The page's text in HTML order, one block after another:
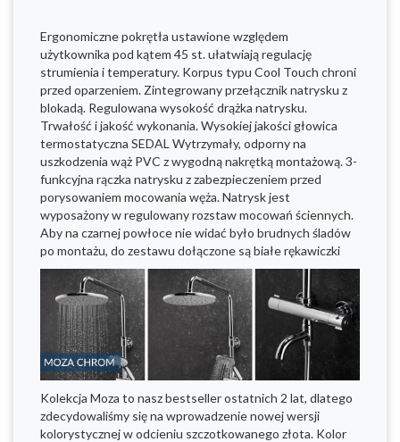
Ergonomiczne pokrętła ustawione względem
użytkownika pod kątem 45 st. ułatwiają regulację
strumienia i temperatury. Korpus typu Cool Touch chroni
przed oparzeniem. Zintegrowany przełącznik natrysku z
blokadą. Regulowana wysokość drążka natrysku.
Trwałość i jakość wykonania. Wysokiej jakości głowica
termostatyczna SEDAL Wytrzymały, odporny na
uszkodzenia wąż PVC z wygodną nakrętką montażową. 3-
funkcyjna rączka natrysku z zabezpieczeniem przed
porysowaniem mocowania węża. Natrysk jest
wyposażony w regulowany rozstaw mocowań ściennych.
Aby na czarnej powłoce nie widać było brudnych śladów
po montażu, do zestawu dołączone są białe rękawiczki
Kolekcja Moza to nasz bestseller ostatnich 2 lat, dlatego
zdecydowaliśmy się na wprowadzenie nowej wersji
kolorystycznej w odcieniu szczotkowanego złota. Kolor